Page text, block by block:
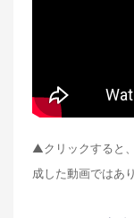
▲クリックすると
成した動画ではあ